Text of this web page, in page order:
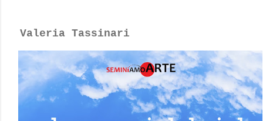
Valeria Tassinari